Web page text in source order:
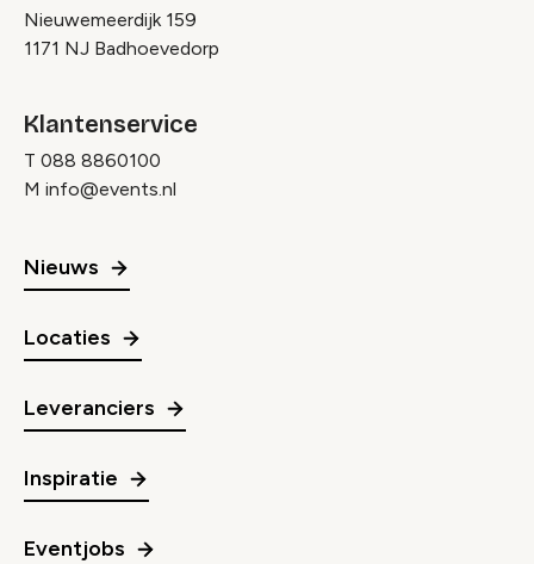
Nieuwemeerdijk 159
1171 NJ Badhoevedorp
Klantenservice
T 088 8860100
M info@events.nl
Nieuws
Locaties
Leveranciers
Inspiratie
Eventjobs